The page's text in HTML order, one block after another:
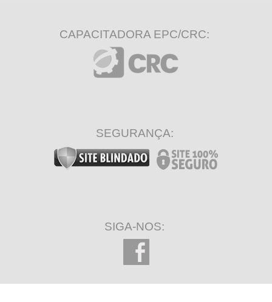
CAPACITADORA EPC/CRC:
SEGURANÇA:
SIGA-NOS: